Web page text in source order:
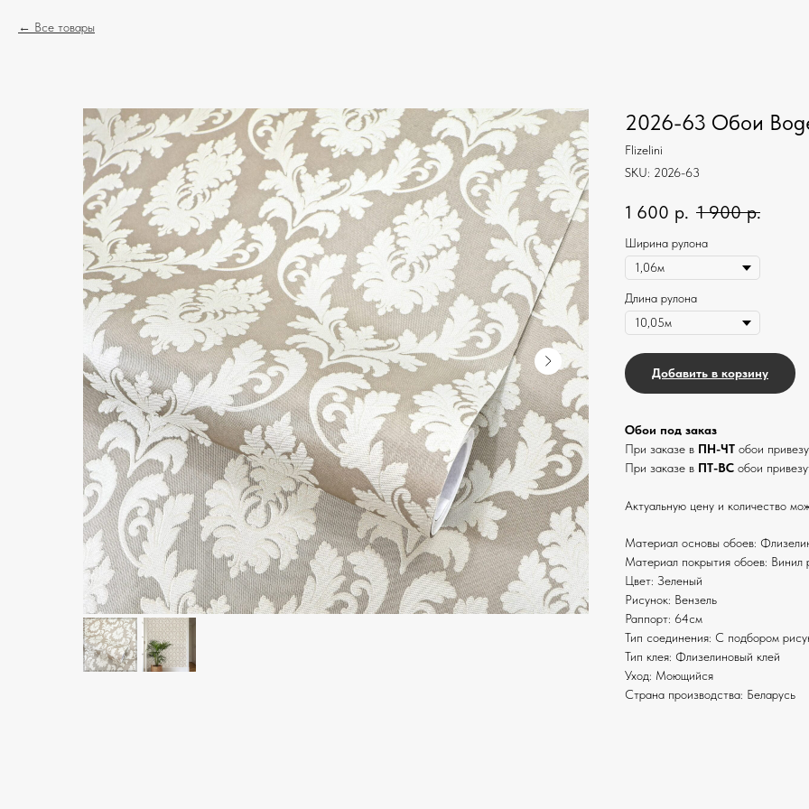
Все товары
2026-63 Обои
Flizelini
SKU: 2026-63
1 600 р. 1 900 р.
Ширина рулона
Длина рулона
Добавить в корзину
Обои под заказ
При заказе в ПН-ЧТ обои
При заказе в ПТ-ВС обои
Актуальную цену и количество
Материал основы обоев:
Материал покрытия обоев: Винил
Цвет: Зеленый
Рисунок: Вензель
Раппорт: 64см
Тип соединения: С подбором
Тип клея: Флизелиновый клей
Уход: Моющийся
Страна производства: Беларусь